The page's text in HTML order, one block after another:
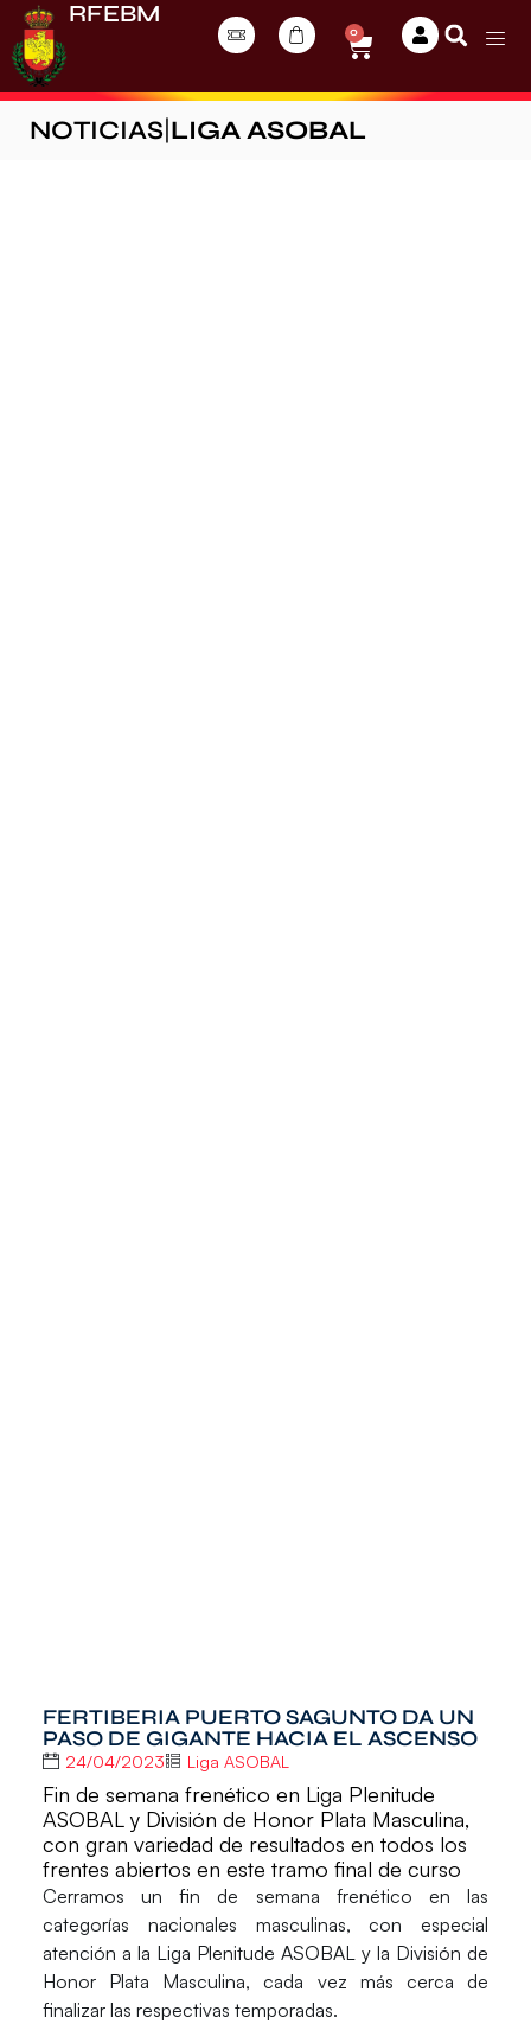
RFEBM
0
NOTICIAS LIGA ASOBAL
FERTIBERIA PUERTO SAGUNTO DA UN
PASO DE GIGANTE HACIA EL ASCENSO
24/04/2023 Liga ASOBAL
Fin de semana frenético en Liga Plenitude
ASOBAL y División de Honor Plata Masculina,
con gran variedad de resultados en todos los
frentes abiertos en este tramo final de curso
Cerramos un fin de semana frenético en las
categorías nacionales masculinas, con especial
atención a la Liga Plenitude ASOBAL y la División de
Honor Plata Masculina, cada vez más cerca de
finalizar las respectivas temporadas.